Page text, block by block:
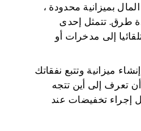
بميزانية محدودة ،
طرق. تتمثل إحدى
إلى مدخرات أو
ميزانية وتتبع نفقاتك
تعرف إلى أين تتجه
إجراء تخفيضات عند